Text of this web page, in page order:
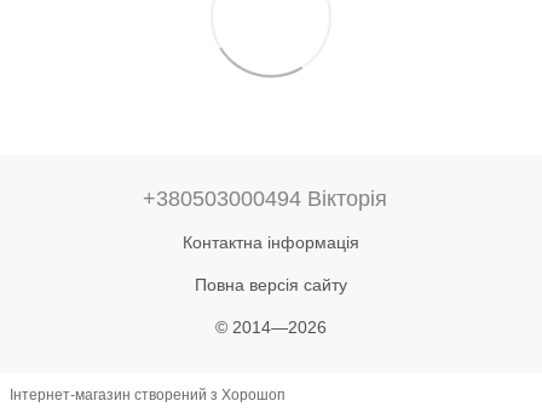
+380503000494 Вікторія
Контактна інформація
Повна версія сайту
© 2014—2026
Інтернет-магазин створений з Хорошоп